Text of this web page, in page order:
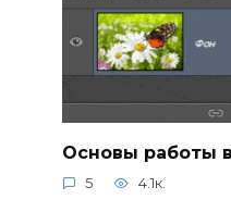
Основы работы
5 4.1к.